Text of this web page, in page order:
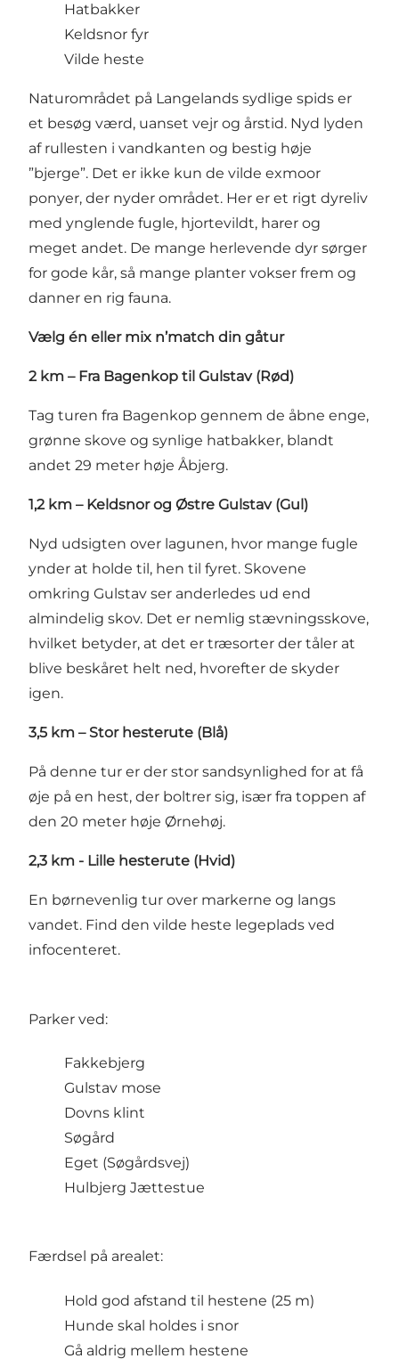
Hatbakker
Keldsnor fyr
Vilde heste
Naturområdet på Langelands sydlige spids er
et besøg værd, uanset vejr og årstid. Nyd lyden
af rullesten i vandkanten og bestig høje
”bjerge”. Det er ikke kun de vilde exmoor
ponyer, der nyder området. Her er et rigt dyreliv
med ynglende fugle, hjortevildt, harer og
meget andet. De mange herlevende dyr sørger
for gode kår, så mange planter vokser frem og
danner en rig fauna.
Vælg én eller mix n’match din gåtur
2 km – Fra Bagenkop til Gulstav (Rød)
Tag turen fra Bagenkop gennem de åbne enge,
grønne skove og synlige hatbakker, blandt
andet 29 meter høje Åbjerg.
1,2 km – Keldsnor og Østre Gulstav (Gul)
Nyd udsigten over lagunen, hvor mange fugle
ynder at holde til, hen til fyret. Skovene
omkring Gulstav ser anderledes ud end
almindelig skov. Det er nemlig stævningsskove,
hvilket betyder, at det er træsorter der tåler at
blive beskåret helt ned, hvorefter de skyder
igen.
3,5 km – Stor hesterute (Blå)
På denne tur er der stor sandsynlighed for at få
øje på en hest, der boltrer sig, især fra toppen af
den 20 meter høje Ørnehøj.
2,3 km - Lille hesterute (Hvid)
En børnevenlig tur over markerne og langs
vandet. Find den vilde heste legeplads ved
infocenteret.
Parker ved:
Fakkebjerg
Gulstav mose
Dovns klint
Søgård
Eget (Søgårdsvej)
Hulbjerg Jættestue
Færdsel på arealet:
Hold god afstand til hestene (25 m)
Hunde skal holdes i snor
Gå aldrig mellem hestene